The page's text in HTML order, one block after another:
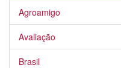
Agroamigo
Avaliação
Brasil